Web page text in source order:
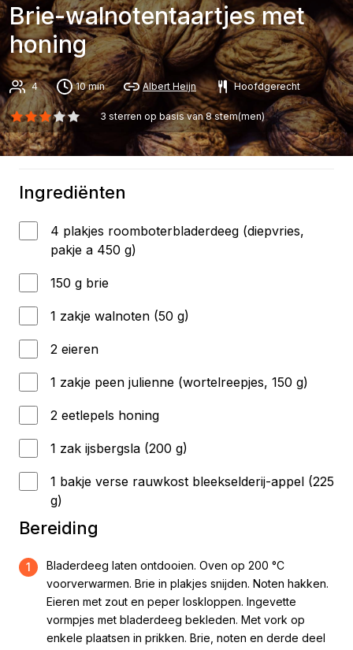
Brie-walnotentaartjes met
honing
4 10 min Albert Heijn Hoofdgerecht
3 sterren op basis van8stem(men)
Ingrediënten
4 plakjes roomboterbladerdeeg (diepvries,
pakje a 450 g)
150 g brie
1 zakje walnoten (50 g)
2 eieren
1 zakje peen julienne (wortelreepjes, 150 g)
2 eetlepels honing
1 zak ijsbergsla (200 g)
1 bakje verse rauwkost bleekselderij-appel (225
g)
Bereiding
1
Bladerdeeg laten ontdooien. Oven op 200 °C
voorverwarmen. Brie in plakjes snijden. Noten hakken.
Eieren met zout en peper loskloppen. Ingevette
vormpjes met bladerdeeg bekleden. Met vork op
enkele plaatsen in prikken. Brie, noten en derde deel